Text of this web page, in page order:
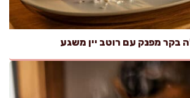
בקר מפנק עם רוטב יין משגע